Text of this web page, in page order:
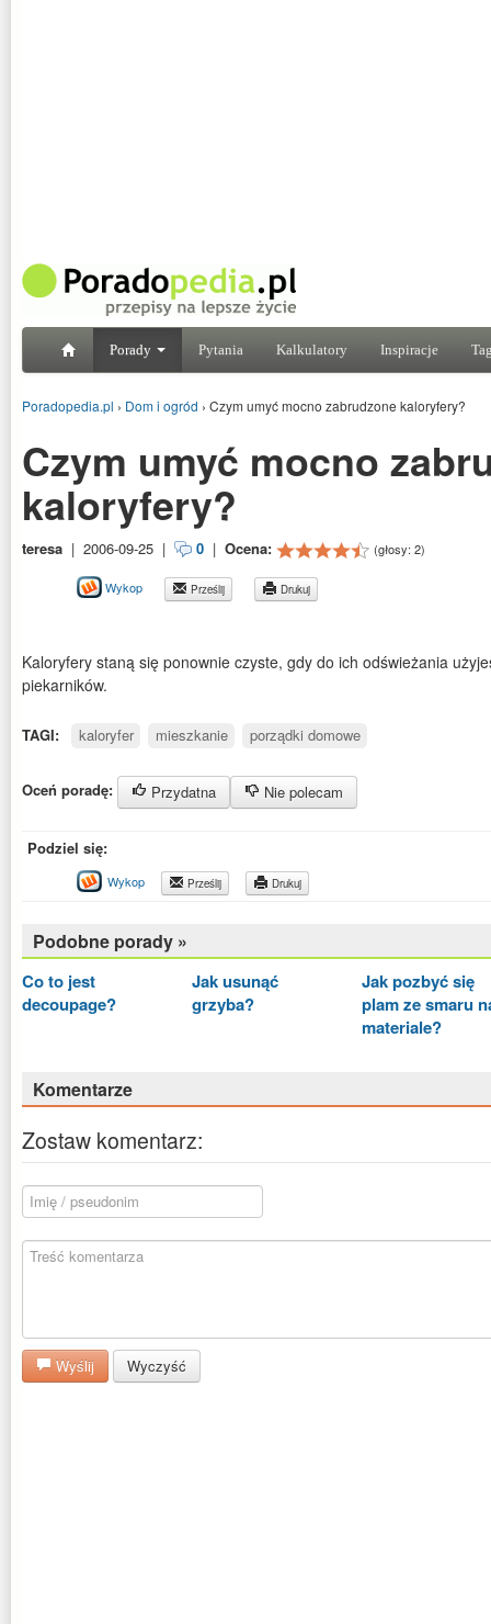
Porady Pytania Kalkulatory Inspiracje
Poradopedia.pl › Dom i ogród › Czym umyć mocno zabrudzone kaloryfery?
Czym umyć mocno
kaloryfery?
teresa | 2006-09-25 | 0 | Ocena: (głosy: 2)
Wykop Prześlij Drukuj
Kaloryfery staną się ponownie czyste, gdy do ich odświeżania
piekarników.
TAGI: kaloryfer mieszkanie porządki domowe
Oceń poradę: Przydatna Nie polecam
Podziel się:
Wykop Prześlij Drukuj
Podobne porady »
Co to jest
decoupage?
Jak usunąć
grzyba?
Jak pozbyć się
plam ze smaru
materiale?
Komentarze
Zostaw komentarz:
Wyślij Wyczyść